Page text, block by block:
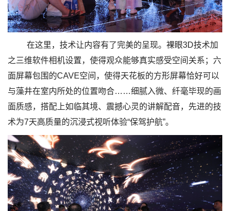
在这里，技术让内容有了完美的呈现。裸眼3D技术加
之三维软件相机设置，使得观众能够真实感受空间关系；六
面屏幕包围的CAVE空间，使得天花板的方形屏幕恰好可以
与藻井在室内所处的位置吻合……细腻入微、纤毫毕现的画
面质感，搭配上如临其境、震撼心灵的讲解配音，先进的技
术为7天高质量的沉浸式视听体验“保驾护航”。